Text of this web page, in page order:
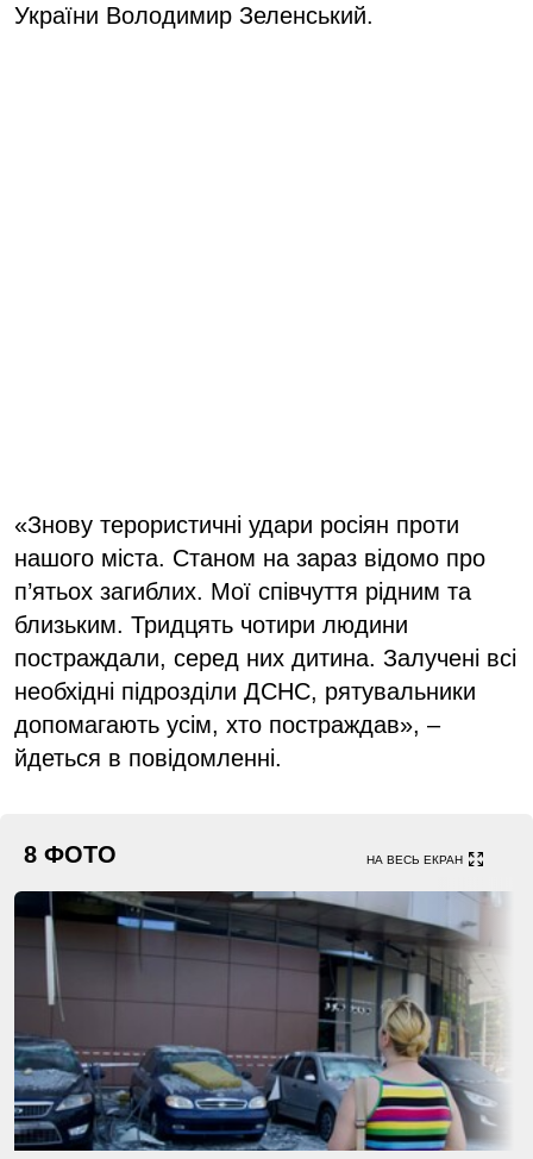
України Володимир Зеленський.
«Знову терористичні удари росіян проти
нашого міста. Станом на зараз відомо про
п’ятьох загиблих. Мої співчуття рідним та
близьким. Тридцять чотири людини
постраждали, серед них дитина. Залучені всі
необхідні підрозділи ДСНС, рятувальники
допомагають усім, хто постраждав», –
йдеться в повідомленні.
8 ФОТО НА ВЕСЬ ЕКРАН